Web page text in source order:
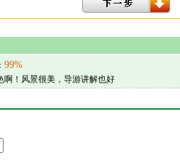
99%
啊！风景很美，导游讲解也好